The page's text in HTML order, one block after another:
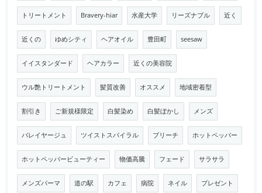
トリートメント Bravery-hiar 水産大学 リーズナブル 近く
近くの ゆめシティ ヘアオイル 豊田町 seesaw
イイスタンダード ヘアカラー 近くの美容院
ウル艶トリートメント 髪質改善 オススメ 地域密着型
割引き ご新規様限定 白髪染め 白髪ぼかし メンズ
バレイヤージュ ツイストスパイラル ブリーチ ホットペッパー
ホットペッパービューティー 物価高騰 フェード サラサラ
メンズパーマ 道の駅 カフェ 病院 ネイル プレゼント